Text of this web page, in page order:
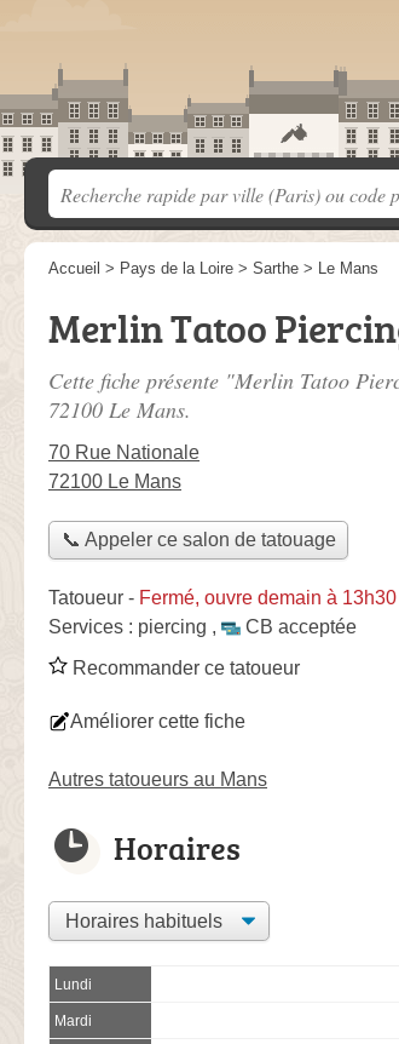
Accueil > Pays de la Loire > Sarthe > Le Mans
Merlin Tatoo
Cette fiche présente "Merlin Tatoo
72100 Le Mans.
70 Rue Nationale
72100 Le Mans
📞 Appeler ce salon de tatouage
Tatoueur - Fermé, ouvre demain à 13h30
Services : piercing ,
CB acceptée
Recommander ce tatoueur
Améliorer cette fiche
Autres tatoueurs au Mans
Horaires
Lundi
Mardi